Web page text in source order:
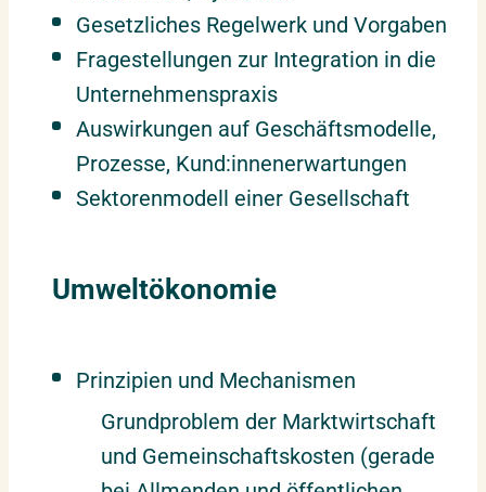
Gesetzliches Regelwerk und Vorgaben
Fragestellungen zur Integration in die
Unternehmenspraxis
Auswirkungen auf Geschäftsmodelle,
Prozesse, Kund:innenerwartungen
Sektorenmodell einer Gesellschaft
Umweltökonomie
Prinzipien und Mechanismen
Grundproblem der Marktwirtschaft
und Gemeinschaftskosten (gerade